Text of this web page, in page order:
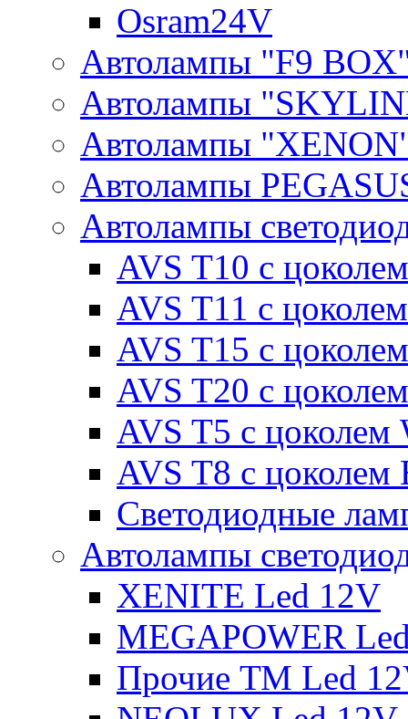
Osram24V
Автолампы "F9
Автолампы
Автолампы
Автолампы
Автолампы
AVS T10 с
AVS T11 с
AVS T15 с
AVS T20 с
AVS T5 с цоколем
AVS T8 с цоколем
Светодиодные
Автолампы
XENITE Led 12V
MEGAPOWER
Прочие ТМ Led